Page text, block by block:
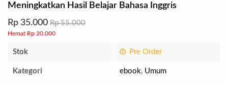
Meningkatkan Hasil Belajar Bahasa Inggris
Rp 35.000 Rp 55.000
Hemat Rp 20.000
Stok Pre Order
Kategori ebook, Umum